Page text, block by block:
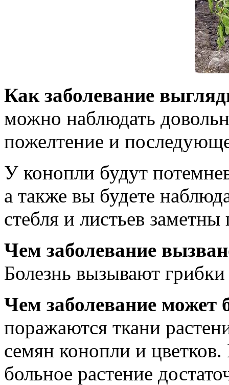
Как заболевание
можно наблюдать
пожелтение и
У конопли будут
а также вы будете
стебля и листьев
Чем заболевание
Болезнь вызывают
Чем заболевание может
поражаются ткани
семян конопли и
больное растение